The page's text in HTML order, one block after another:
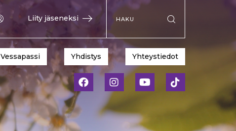
Liity jäseneksi
Hae sivustolta
Vessapassi Yhdistys Yhteystiedot